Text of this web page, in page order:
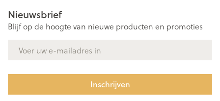
Nieuwsbrief
Blijf op de hoogte van nieuwe producten en promoties
Inschrijven